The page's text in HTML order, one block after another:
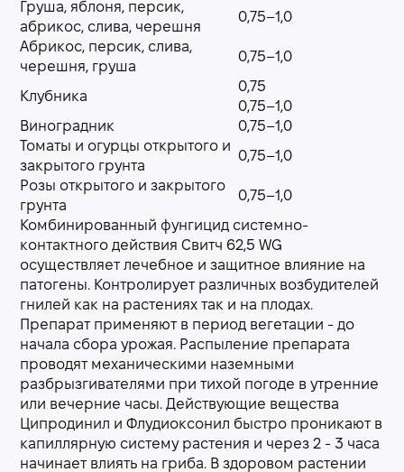
Груша, яблоня, персик,
абрикос, слива, черешня
0,75–1,0
Абрикос, персик, слива,
черешня, груша
0,75–1,0
Клубника
0,75
0,75–1,0
Виноградник
0,75–1,0
Томаты и огурцы открытого и
закрытого грунта
0,75–1,0
Розы открытого и закрытого
грунта
0,75–1,0
Комбинированный фунгицид системно-
контактного действия Свитч 62,5 WG
осуществляет лечебное и защитное влияние на
патогены. Контролирует различных возбудителей
гнилей как на растениях так и на плодах.
Препарат применяют в период вегетации - до
начала сбора урожая. Распыление препарата
проводят механическими наземными
разбрызгивателями при тихой погоде в утренние
или вечерние часы. Действующие вещества
Ципродинил и Флудиоксонил быстро проникают в
капиллярную систему растения и через 2 - 3 часа
начинает влиять на гриба. В здоровом растении